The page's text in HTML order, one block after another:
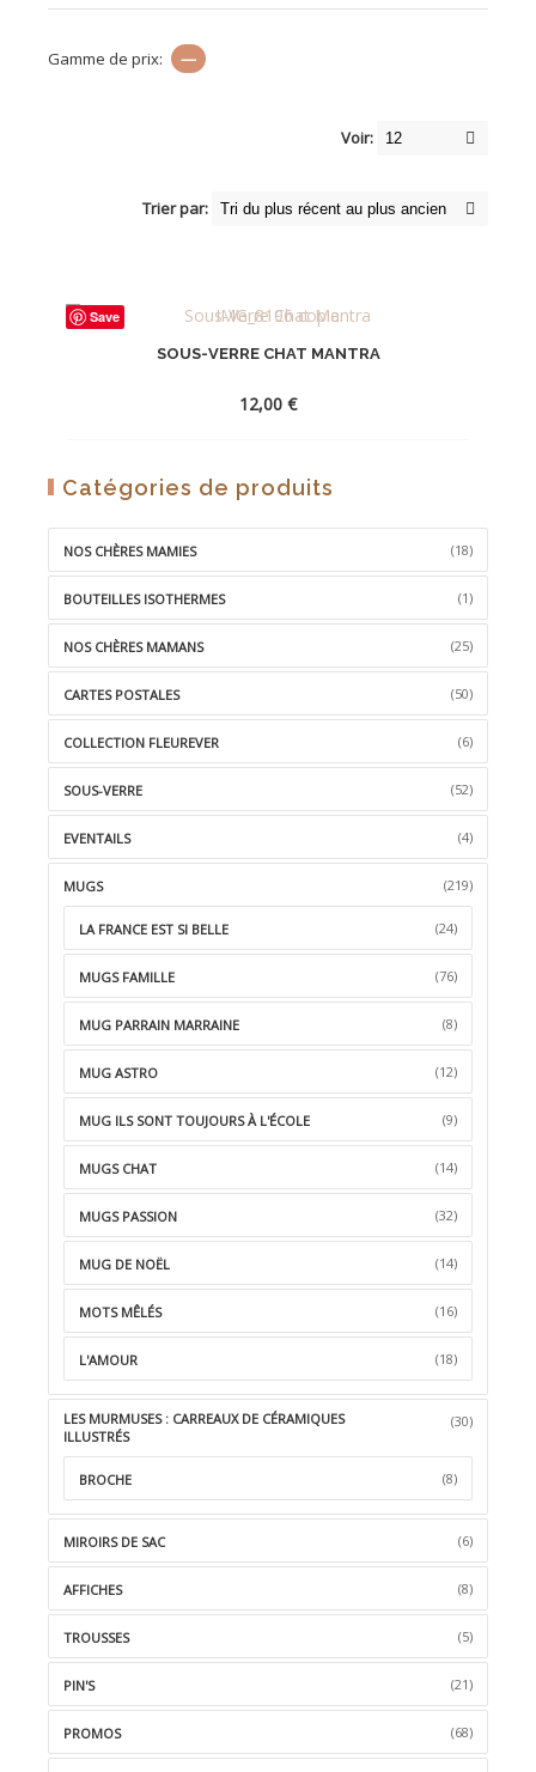
Gamme de prix: —
Voir:
Trier par:
Save
SOUS-VERRE CHAT MANTRA
12,00 €
Catégories de produits
NOS CHÈRES MAMIES (18)
BOUTEILLES ISOTHERMES (1)
NOS CHÈRES MAMANS (25)
CARTES POSTALES (50)
COLLECTION FLEUREVER (6)
SOUS-VERRE (52)
EVENTAILS (4)
MUGS (219)
LA FRANCE EST SI BELLE (24)
MUGS FAMILLE (76)
MUG PARRAIN MARRAINE (8)
MUG ASTRO (12)
MUG ILS SONT TOUJOURS À L'ÉCOLE (9)
MUGS CHAT (14)
MUGS PASSION (32)
MUG DE NOËL (14)
MOTS MÊLÉS (16)
L'AMOUR (18)
LES MURMUSES : CARREAUX DE CÉRAMIQUES
ILLUSTRÉS
(30)
BROCHE (8)
MIROIRS DE SAC (6)
AFFICHES (8)
TROUSSES (5)
PIN'S (21)
PROMOS (68)